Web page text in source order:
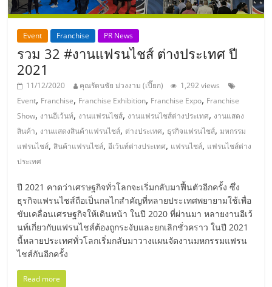
รน
ไชส์,
รวม
แฟ
รน
ไชส์
ขาย
แฟ
Event Franchise PR News
รวม 32 #งานแฟรนไชส์ ต่างประเทศ ปี
2021
11/12/2020 คุณรัตนชัย ม่วงงาม (เปี๊ยก)
1,292 views
Event, Franchise, Franchise Exhibition, Franchise Expo, Franchise
Show, งานอีเว้นท์, งานแฟรนไชส์, งานแฟรนไชส์ต่างประเทศ, งานแสดง
สินค้า, งานแสดงสินค้าแฟรนไชส์, ต่างประเทศ, ธุรกิจแฟรนไชส์,มหกรรม
แฟรนไชส์,สินค้าแฟรนไชส์,อีเว้นท์ต่างประเทศ, แฟรนไชส์, แฟรนไชส์ต่าง
ประเทศ
ปี 2021 คาดว่าเศรษฐกิจทั่วโลกจะเริ่มกลับมาฟื้นตัวอีกครั้ง ซึ่ง
ธุรกิจแฟรนไชส์ถือเป็นกลไกสำคัญที่หลายประเทศพยายามใช้เพื่อ
ขับเคลื่อนเศรษฐกิจให้เดินหน้า ในปี 2020 ที่ผ่านมา หลายงานอีเว้
นท์เกี่ยวกับแฟรนไชส์ต้องถูกระงับและยกเลิกชั่วคราว ในปี 2021
นี้หลายประเทศทั่วโลกเริ่มกลับมาวางแผนจัดงานมหกรรมแฟรน
ไชส์กันอีกครั้ง
Read more